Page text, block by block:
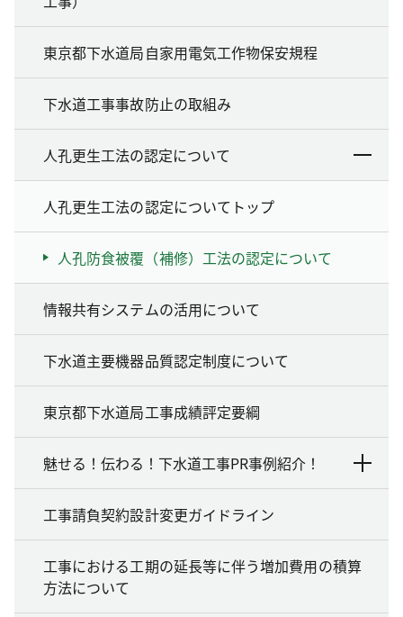
東京都下水道局自家用電気工作物保安規程
下水道工事事故防止の取組み
人孔更生工法の認定について
人孔更生工法の認定についてトップ
人孔防食被覆（補修）工法の認定について
情報共有システムの活用について
下水道主要機器品質認定制度について
東京都下水道局工事成績評定要綱
魅せる！伝わる！下水道工事PR事例紹介！
工事請負契約設計変更ガイドライン
工事における工期の延長等に伴う増加費用の積算
方法について